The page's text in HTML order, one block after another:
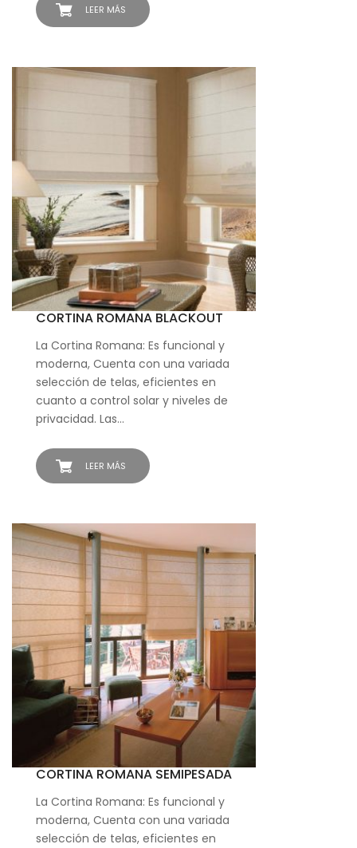
LEER MÁS
LEER MÁS
CORTINA ROMANA BLACKOUT
La Cortina Romana: Es funcional y
moderna, Cuenta con una variada
selección de telas, eficientes en
cuanto a control solar y niveles de
privacidad. Las…
CORTINA ROMANA SEMIPESADA
La Cortina Romana: Es funcional y
moderna, Cuenta con una variada
selección de telas, eficientes en